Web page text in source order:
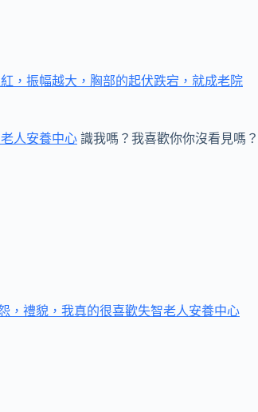
，振幅越大，胸部的起伏跌宕，就成老院
人安養中心 識我嗎？我喜歡你你沒看見嗎
，禮貌，我真的很喜歡失智老人安養中心